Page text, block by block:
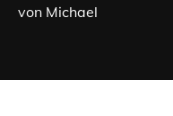
von Michael